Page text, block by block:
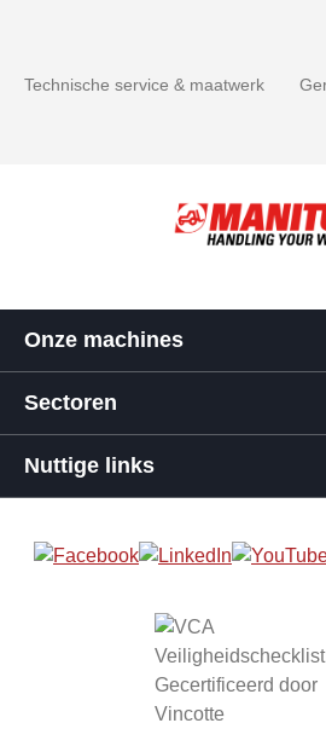
Technische service & maatwerk
Onze machines
Sectoren
Nuttige links